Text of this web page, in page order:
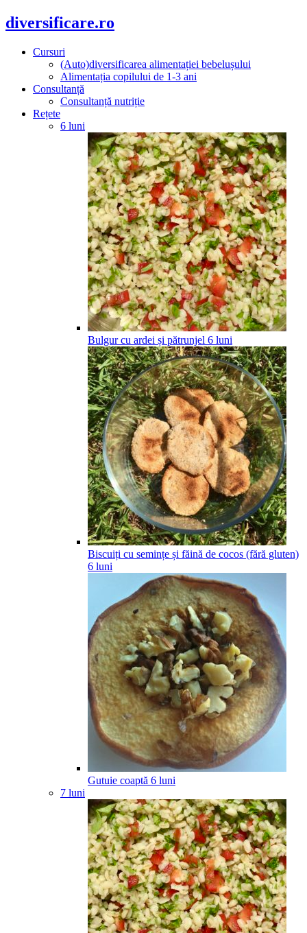
diversificare.ro
Cursuri
(Auto)diversificarea alimentației bebelușului
Alimentația copilului de 1-3 ani
Consultanță
Consultanță nutriție
Rețete
6 luni
Bulgur cu ardei și pătrunjel 6 luni
Biscuiți cu semințe și făină de cocos (fără gluten)
6 luni
Gutuie coaptă 6 luni
7 luni